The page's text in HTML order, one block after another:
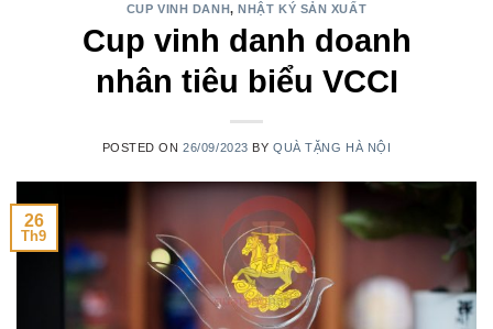
CUP VINH DANH,NHẬT KÝ SẢN XUẤT
Cup vinh danh doanh
nhân tiêu biểu VCCI
POSTED ON26/09/2023 BYQUÀ TẶNG HÀ NỘI
26
Th9